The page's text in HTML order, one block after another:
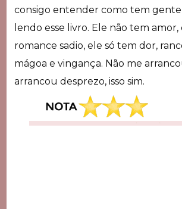
consigo entender como tem
lendo esse livro. Ele não tem
romance sadio, ele só tem dor,
mágoa e vingança. Não me
arrancou desprezo, isso sim.